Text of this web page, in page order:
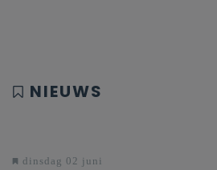
NIEUWS
dinsdag 02 juni